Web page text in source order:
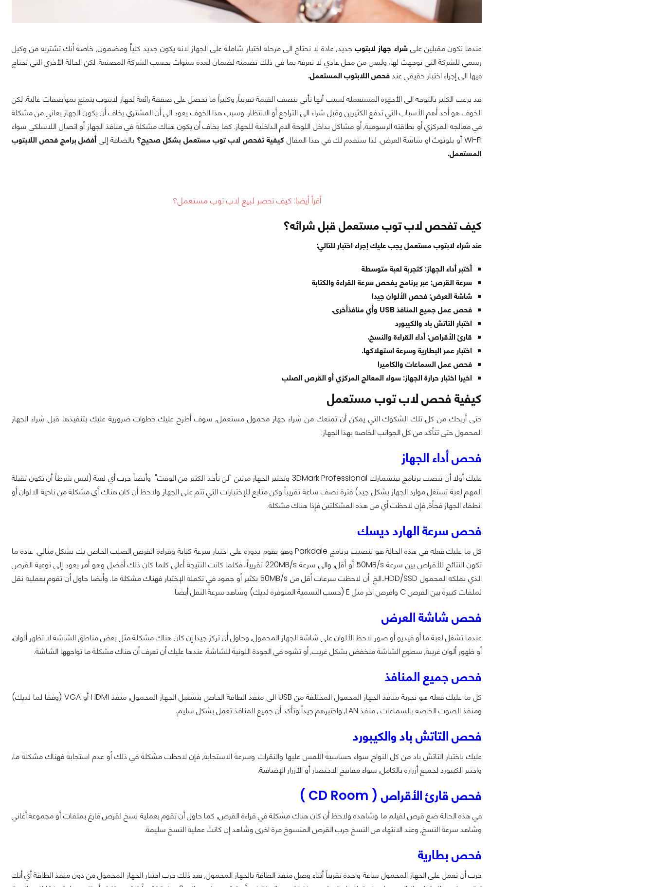
عندما نكون مقبلين علىشراء جهاز لابتوبجديد, عادة لا نحتاج الى مرحلة اختبار شاملة على الجهاز لانه يكون جديد كلياً ومضمون, خاصة أنك تشتريه من وكيل
رسمي للشركة التي توجهت لها, وليس من محل عادي لا تعرفه بما في ذلك تضمنه لضمان لعدة سنوات بحسب الشركة المصنعة. لكن الحالة الأخرى التي تحتاج
فيها الى إجراء اختبار حقيقي عندفحص اللابتوب المستعمل.
قد يرغب الكثير بالتوجه الى الأجهزة المستعمله لسبب أنها تأتي بنصف القيمة تقريباً, وكثيراً ما تحصل على صفقة رائعة لجهاز لابتوب يتمتع بمواصفات عالية. لكن
الخوف هو أحد أهم الأسباب التي تدفع الكثيرين وقبل شراء الى التراجع أو الانتظار. وسبب هذا الخوف يعود الى أن المشتري يخاف أن يكون الجهاز يعاني من مشكلة
في معالجه المركزي أو بطاقته الرسومية, أو مشاكل بداخل اللوحة الام الداخلية للجهاز. كما يخاف أن يكون هناك مشكلة في منافذ الجهاز أو اتصال اللاسلكي سواء
Wi-Fi أو بلوتوث او شاشة العرض. لذا سنقدم لك في هذا المقال
كيفية تفحص لاب توب مستعمل بشكل صحيح؟ بالضافة إلى أفضل برامج فحص اللابتوب
المستعمل.
أقرأ أيضا:كيف تحضر لبيع لاب توب مستعمل؟
كيف تفحص لاب توب مستعمل قبل شرائه؟
عند شراء لابتوب مستعمل يجب عليك إجراء اختبار للتالي:
أختبر أداء الجهاز: كتجربة لعبة متوسطة
سرعة القرص: عبر برنامج يفحص سرعة القراءة والكتابة
شاشة العرض: فحص الألوان جيدا
فحص عمل جميع المنافذ USB وأي منافذأخرى.
اختبار التاتش باد والكيبورد
قارئ الأقراص: أداء القراءة والنسخ.
اختبار عمر البطارية وسرعة استهلاكها.
فحص عمل السماعات والكاميرا
اخيرا اختبار حرارة الجهاز: سواء المعالج المركزي أو القرص الصلب
كيفية فحص لاب توب مستعمل
حتى أريحك من كل تلك الشكوك التي يمكن أن تمنعك من شراء جهاز محمول مستعمل, سوف أطرح عليك خطوات ضرورية عليك بتنفيذها قبل شراء الجهاز
المحمول حتى تتأكد من كل الجوانب الخاصه بهذا الجهاز:
فحص أداء الجهاز
عليك أولا أن تنصب برنامج بينشمارك 3DMark Professional وتختبر الجهاز مرتين "لن تأخذ الكثير من الوقت". وأيضاً جرب أي لعبة (ليس شرطاً أن تكون ثقيلة
المهم لعبة تستغل موارد الجهاز بشكل جيد) فترة نصف ساعة تقريباً وكن متابع للإختبارات التي تتم على الجهاز ولاحظ أن كان هناك أي مشكلة من ناحية الالوان أو
انطفاء الجهاز فجأة, فإن لاحظت أي من هذه المشكلتين فإذا هناك مشكلة.
فحص سرعة الهارد ديسك
كل ما عليك فعله في هذه الحالة هو تنصيب برنامج Parkdale وهو يقوم بدوره على اختبار سرعة كتابة وقراءة القرص الصلب الخاص بك بشكل مثالي. عادة ما
تكون النتائج للأقراص بين سرعة 50MB/s أو أقل, والى سرعة 220MB/s تقريباً…فكلما كانت النتيجة أعلى كلما كان ذلك أفضل وهو أمر يعود إلى نوعية القرص
الذي يملكه المحمول HDD/SSD..الخ. أن لاحظت سرعات أقل من 50MB/s بكثير أو جمود في تكملة الإختبار فهناك مشكلة ما. وأيضا حاول أن تقوم بعملية نقل
لملفات كبيرة بين القرص C واقرص اخر مثل E (حسب التسمية المتوفرة لديك) وشاهد سرعة النقل أيضاً.
فحص شاشة العرض
عندما تشغل لعبة ما أو فيديو أو صور لاحظ الألوان على شاشة الجهاز المحمول, وحاول أن تركز جيدا إن كان هناك مشكلة مثل بعض مناطق الشاشة لا تظهر ألوان,
أو ظهور ألوان غريبة, سطوع الشاشة منخفض بشكل غريب, أو تشوه في الجودة اللونية للشاشة. عندها عليك أن تعرف أن هناك مشكلة ما تواجهها الشاشة.
فحص جميع المنافذ
كل ما عليك فعله هو تجربة منافذ الجهاز المحمول المختلفة من USB الى منفذ الطاقة الخاص بتشغيل الجهاز المحمول, منفذ HDMI أو VGA (وفقا لما لديك)
ومنفذ الصوت الخاصه بالسماعات , منفذ LAN, واختبرهم جيداً وتأكد أن جميع المنافذ تعمل بشكل سليم.
فحص التاتش باد والكيبورد
عليك باختبار التاتش باد من كل النواح سواء حساسية اللمس عليها والنقرات وسرعة الاستجابة, فإن لاحظت مشكلة في ذلك أو عدم استجابة فهناك مشكلة ما,
واختبر الكيبورد لجميع أزراره بالكامل, سواء مفاتيح الاختصار أو الأزرار الإضافية.
فحص قارئ الأقراص ( CD Room )
في هذه الحالة ضع قرص لفيلم ما وشاهده ولاحظ أن كان هناك مشكلة في قراءة القرص, كما حاول أن تقوم بعملية نسخ لقرص فارغ بملفات أو مجموعة أغاني
وشاهد سرعة النسخ, وعند الانتهاء من النسخ جرب القرص المنسوخ مرة اخرى وشاهد إن كانت عملية النسخ سليمة.
فحص بطارية
جرب أن تعمل على الجهاز المحمول ساعة واحدة تقريباً أثناء وصل منفذ الطاقة بالجهاز المحمول, بعد ذلك جرب اختبار الجهاز المحمول من دون منفذ الطاقة أي أنك